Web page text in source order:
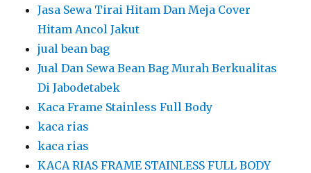
Jasa Sewa Tirai Hitam Dan Meja Cover
Hitam Ancol Jakut
jual bean bag
Jual Dan Sewa Bean Bag Murah Berkualitas
Di Jabodetabek
Kaca Frame Stainless Full Body
kaca rias
kaca rias
KACA RIAS FRAME STAINLESS FULL BODY